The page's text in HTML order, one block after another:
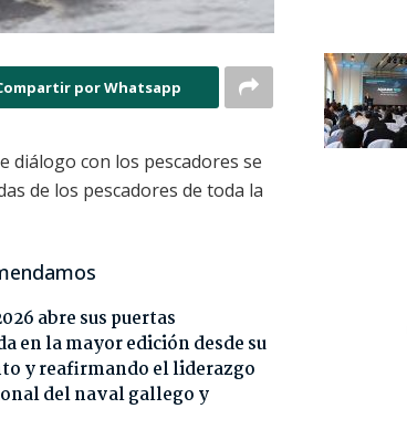
por Whatsapp
diálogo con los pescadores se
de los pescadores de toda la
abre sus puertas
en la mayor edición desde su
y reafirmando el liderazgo
del naval gallego y